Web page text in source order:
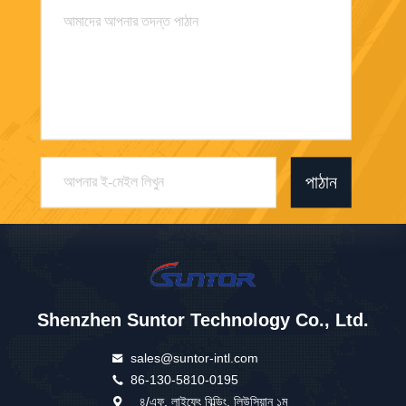
পাঠান
Shenzhen Suntor Technology Co., Ltd.
sales@suntor-intl.com
86-130-5810-0195
৪/এফ, লাইফেং বিল্ডিং, লিউসিয়ান ১ম